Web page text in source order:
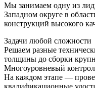
Мы занимаем одну из
Западном округе в
конструкций высокого
Задачи любой сложности
Решаем разные
толщины до сборки
Многоуровневый
На каждом этапе —